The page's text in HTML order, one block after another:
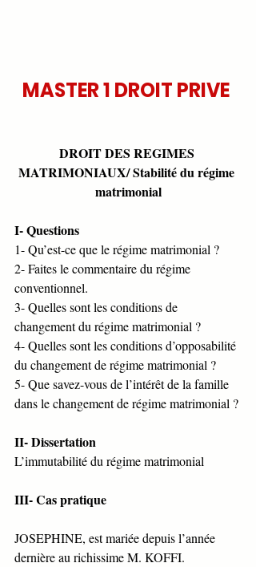
MASTER 1 DROIT PRIVE
DROIT DES REGIMES
MATRIMONIAUX/ Stabilité du régime
matrimonial
I- Questions
1- Qu’est-ce que le régime matrimonial ?
2- Faites le commentaire du régime
conventionnel.
3- Quelles sont les conditions de
changement du régime matrimonial ?
4- Quelles sont les conditions d’opposabilité
du changement de régime matrimonial ?
5- Que savez-vous de l’intérêt de la famille
dans le changement de régime matrimonial ?
II- Dissertation
L’immutabilité du régime matrimonial
III- Cas pratique
JOSEPHINE, est mariée depuis l’année
dernière au richissime M. KOFFI.